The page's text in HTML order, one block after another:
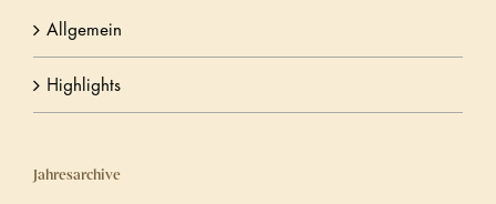
Allgemein
Highlights
Jahresarchive